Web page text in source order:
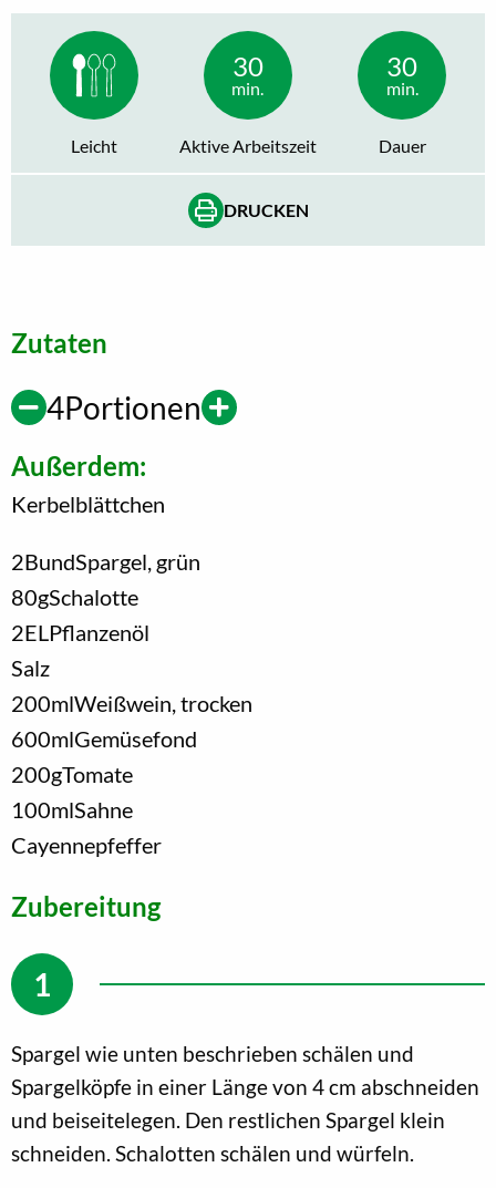
Leicht
30
min.
Aktive Arbeitszeit
30
min.
Dauer
DRUCKEN
Zutaten
4Portionen
Außerdem:
Kerbelblättchen
2BundSpargel, grün
80gSchalotte
2EL Pflanzenöl
Salz
200mlWeißwein, trocken
600mlGemüsefond
200gTomate
100mlSahne
Cayennepfeffer
Zubereitung
Spargel wie unten beschrieben schälen und
Spargelköpfe in einer Länge von 4 cm abschneiden
und beiseitelegen. Den restlichen Spargel klein
schneiden. Schalotten schälen und würfeln.